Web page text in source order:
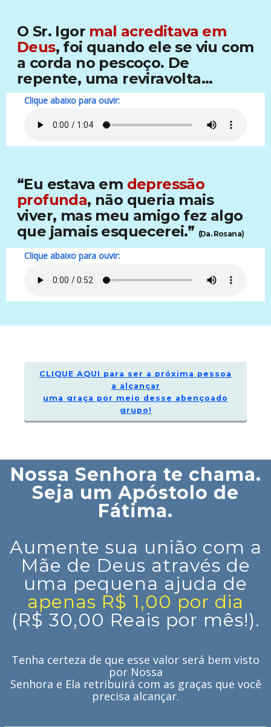
O Sr. Igor mal acreditava em
Deus, foi quando ele se viu com
a corda no pescoço. De
repente, uma reviravolta...
Clique abaixo para ouvir:
“Eu estava em depressão
profunda, não queria mais
viver, mas meu amigo fez algo
que jamais esquecerei.” (Da. Rosana)
Clique abaixo para ouvir:
CLIQUE AQUI para ser a próxima pessoa
a alcançar
uma graça por meio desse abençoado
grupo!
Nossa Senhora te chama.
Seja um Apóstolo de
Fátima.
Aumente sua união com a
Mãe de Deus através de
uma pequena ajuda de
apenas R$ 1,00 por dia
(R$ 30,00 Reais por mês!).
Tenha certeza de que esse valor será bem visto
por Nossa
Senhora e Ela retribuirá com as graças que você
precisa alcançar.